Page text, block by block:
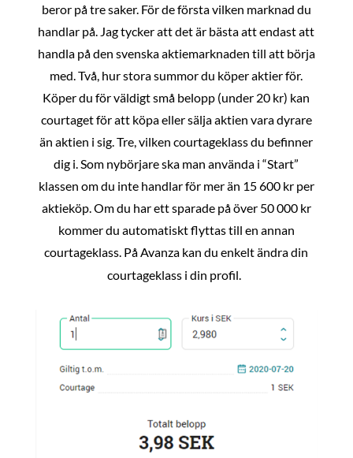
beror på tre saker. För de första vilken marknad du
handlar på. Jag tycker att det är bästa att endast att
handla på den svenska aktiemarknaden till att börja
med. Två, hur stora summor du köper aktier för.
Köper du för väldigt små belopp (under 20 kr) kan
courtaget för att köpa eller sälja aktien vara dyrare
än aktien i sig. Tre, vilken courtageklass du befinner
dig i. Som nybörjare ska man använda i “Start”
klassen om du inte handlar för mer än 15 600 kr per
aktieköp. Om du har ett sparade på över 50 000 kr
kommer du automatiskt flyttas till en annan
courtageklass. På Avanza kan du enkelt ändra din
courtageklass i din profil.